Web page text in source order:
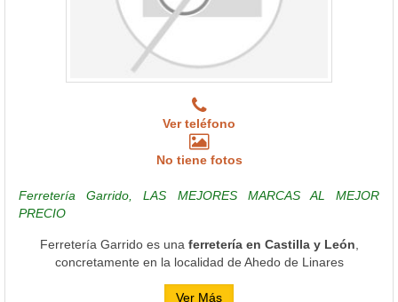
Ver teléfono
No tiene fotos
Ferretería Garrido, LAS MEJORES MARCAS AL MEJOR
PRECIO
Ferretería Garrido es una ferretería en Castilla y León
concretamente en la localidad de Ahedo de Linares
Ver Más